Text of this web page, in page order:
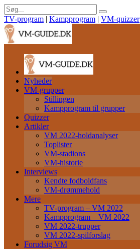
TV-program | Kampprogram | VM-quizzer
Nyheder
VM-grupper
Stillingen
Kampprogram til grupper
Quizzer
Artikler
VM 2022-holdanalyser
Toplister
VM-stadions
VM-historie
Interviews
Kendte fodboldfans
VM-drømmehold
Mere
TV-program – VM 2022
Kampprogram – VM 2022
VM 2022-trupper
VM 2022-spilforslag
Forudsig VM